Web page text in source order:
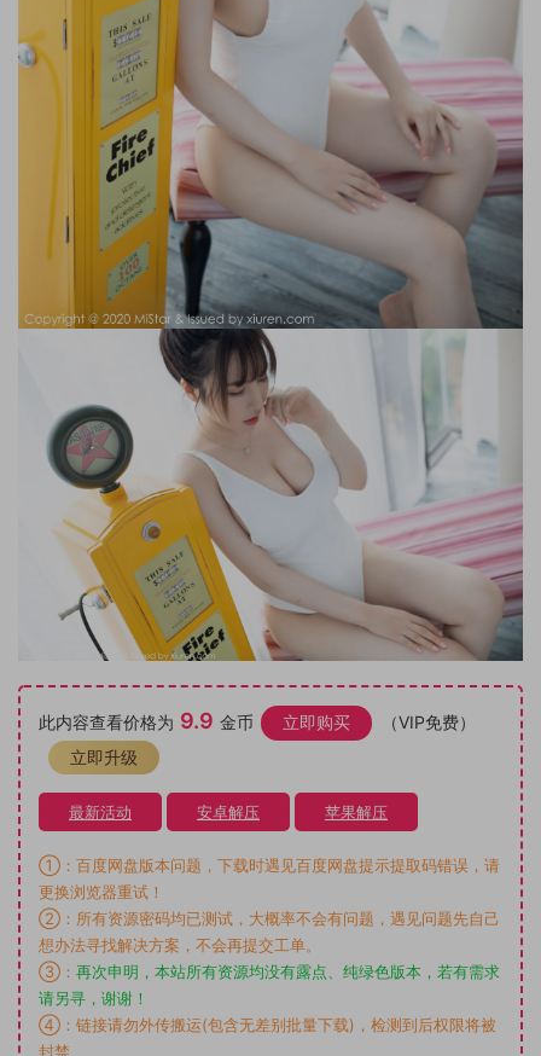
此内容查看价格为 9.9 金币 立即购买
（VIP免费）
立即升级
最新活动 安卓解压 苹果解压
①：百度网盘版本问题，下载时遇见百度网盘提示提取码错误，请
更换浏览器重试！
②：所有资源密码均已测试，大概率不会有问题，遇见问题先自己
想办法寻找解决方案，不会再提交工单。
③： 再次申明，本站所有资源均没有露点、纯绿色版本，若有需求
请另寻，谢谢！
④：链接请勿外传搬运(包含无差别批量下载)，检测到后权限将被
封禁